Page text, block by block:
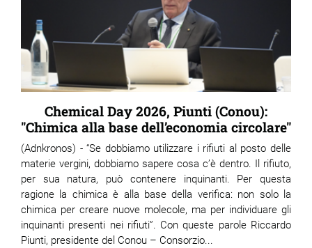
Chemical Day 2026, Piunti (Conou):
"Chimica alla base dell’economia circolare"
(Adnkronos) - “Se dobbiamo utilizzare i rifiuti al posto delle
materie vergini, dobbiamo sapere cosa c’è dentro. Il rifiuto,
per sua natura, può contenere inquinanti. Per questa
ragione la chimica è alla base della verifica: non solo la
chimica per creare nuove molecole, ma per individuare gli
inquinanti presenti nei rifiuti”. Con queste parole Riccardo
Piunti, presidente del Conou – Consorzio...